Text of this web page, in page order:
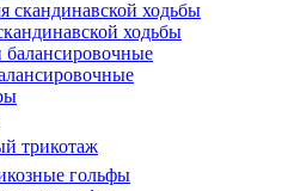
ходьбы
трикотаж